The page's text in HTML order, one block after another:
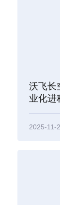
沃飞长
业化进
2025-11-